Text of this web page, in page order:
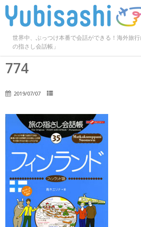
世界中、ぶっつけ本番で会話ができる！海外旅
の指さし会話帳」
774
2019/07/07